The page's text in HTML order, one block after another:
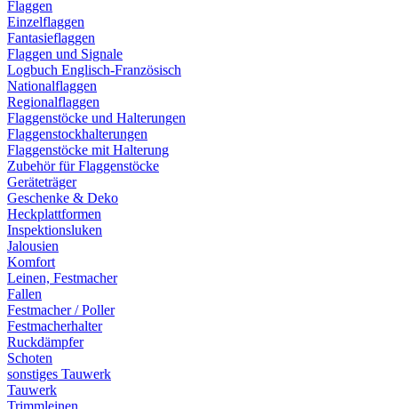
Flaggen
Einzelflaggen
Fantasieflaggen
Flaggen und Signale
Logbuch Englisch-Französisch
Nationalflaggen
Regionalflaggen
Flaggenstöcke und Halterungen
Flaggenstockhalterungen
Flaggenstöcke mit Halterung
Zubehör für Flaggenstöcke
Geräteträger
Geschenke & Deko
Heckplattformen
Inspektionsluken
Jalousien
Komfort
Leinen, Festmacher
Fallen
Festmacher / Poller
Festmacherhalter
Ruckdämpfer
Schoten
sonstiges Tauwerk
Tauwerk
Trimmleinen